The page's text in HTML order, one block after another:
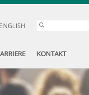
ENGLISH
KONTAKT